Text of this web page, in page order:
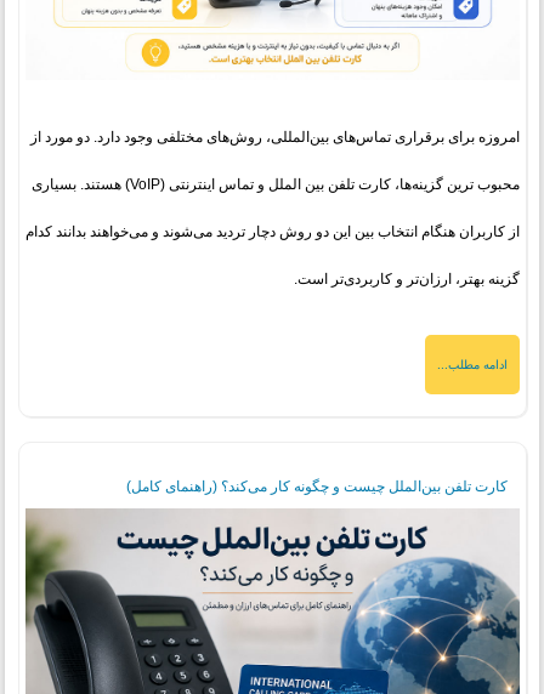
امروزه برای برقراری تماس‌های بین‌المللی، روش‌های مختلفی وجود دارد. دو مورد از
محبوب‌ ترین گزینه‌ها، کارت تلفن بین‌ الملل و تماس اینترنتی (VoIP) هستند. بسیاری
از کاربران هنگام انتخاب بین این دو روش دچار تردید می‌شوند و می‌خواهند بدانند کدام
گزینه بهتر، ارزان‌تر و کاربردی‌تر است.
ادامه مطلب...
کارت تلفن بین‌الملل چیست و چگونه کار می‌کند؟ (راهنمای کامل)